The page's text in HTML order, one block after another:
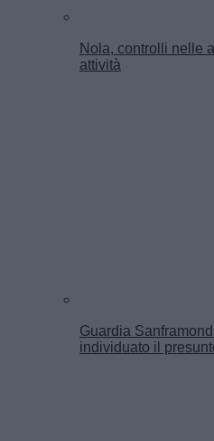
Nola, controlli nelle
attività
Guardia
individuato il